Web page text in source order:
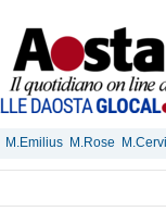
M.Emilius M.Rose